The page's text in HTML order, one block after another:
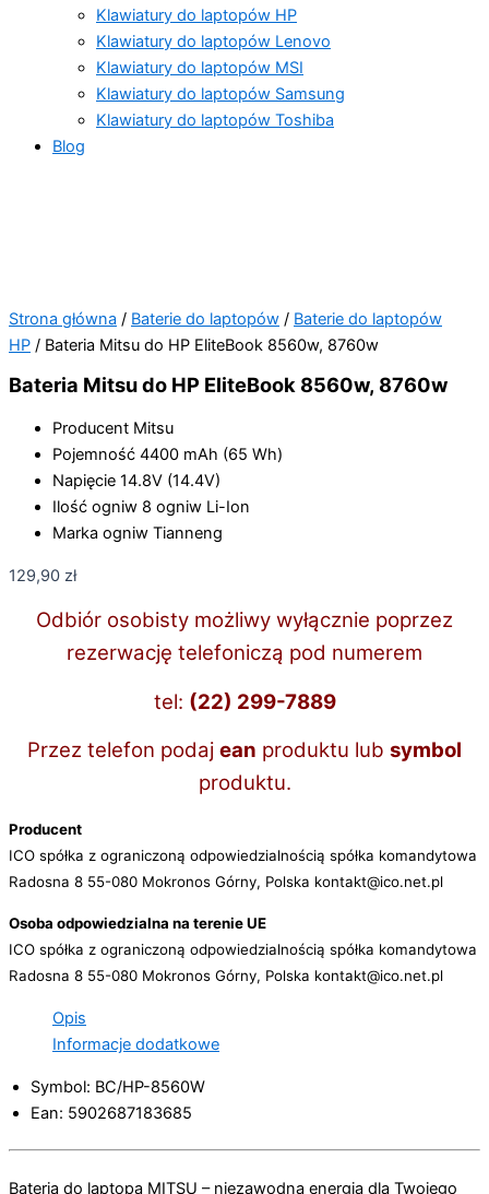
Klawiatury do laptopów HP
Klawiatury do laptopów Lenovo
Klawiatury do laptopów MSI
Klawiatury do laptopów Samsung
Klawiatury do laptopów Toshiba
Blog
Strona główna / Baterie do laptopów / Baterie do laptopów
HP / Bateria Mitsu do HP EliteBook 8560w, 8760w
Bateria Mitsu do HP EliteBook 8560w, 8760w
Producent Mitsu
Pojemność 4400 mAh (65 Wh)
Napięcie 14.8V (14.4V)
Ilość ogniw 8 ogniw Li-Ion
Marka ogniw Tianneng
129,90 zł
Odbiór osobisty możliwy wyłącznie poprzez
rezerwację telefoniczą pod numerem
tel: (22) 299-7889
Przez telefon podaj ean produktu lub symbol
produktu.
Producent
ICO spółka z ograniczoną odpowiedzialnością spółka komandytowa
Radosna 8 55-080 Mokronos Górny, Polska kontakt@ico.net.pl
Osoba odpowiedzialna na terenie UE
ICO spółka z ograniczoną odpowiedzialnością spółka komandytowa
Radosna 8 55-080 Mokronos Górny, Polska kontakt@ico.net.pl
Opis
Informacje dodatkowe
Symbol: BC/HP-8560W
Ean: 5902687183685
Bateria do laptopa MITSU – niezawodna energia dla Twojego